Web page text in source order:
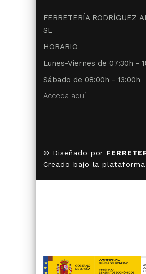
FERRETERÍA RODRÍGUEZ
SL
HORARIO
Lunes-Viernes de 07:30h -
Sábado de 08:00h - 13:00h
Acceda aquí
© Diseñado por
Creado bajo la plataforma